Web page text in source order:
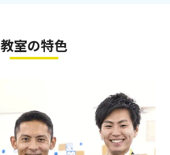
教室の特色